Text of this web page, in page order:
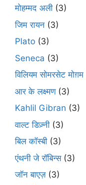
मोहम्मद अली (3)
जिम रायन (3)
Plato (3)
Seneca (3)
विलियम सोमरसेट मोग़म
आर के लक्ष्मण(3)
Kahlil Gibran (3)
वाल्ट डिज़्नी (3)
बिल कॉस्बी (3)
एंथनी जे रॉबिन्स(3)
जॉन बाएज़ (3)